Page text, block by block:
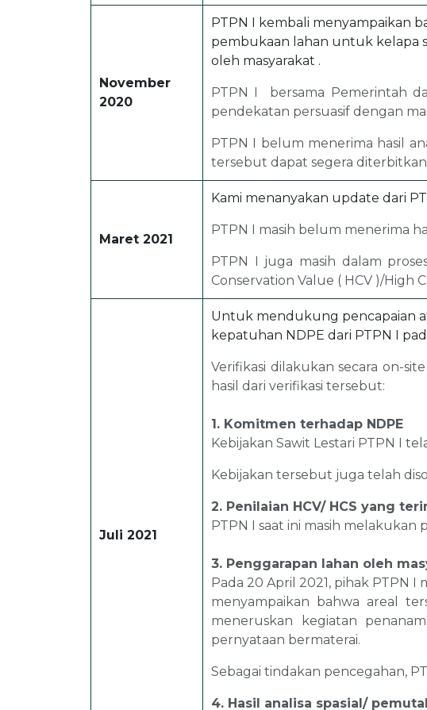
November
2020
PTPN I kembali menyampaikan
pembukaan lahan untuk kelapa
oleh masyarakat .
PTPN I bersama Pemerintah
pendekatan persuasif dengan
PTPN I belum menerima hasil
tersebut dapat segera
Maret 2021
Kami menanyakan update dari
PTPN I masih belum menerima
PTPN I juga masih dalam
Conservation Value ( HCV )/High
Juli 2021
Untuk mendukung pencapaian
kepatuhan NDPE dari PTPN I
Verifikasi dilakukan secara on-
hasil dari verifikasi tersebut:
1. Komitmen terhadap NDPE
Kebijakan Sawit Lestari PTPN I
Kebijakan tersebut juga telah
2. Penilaian HCV/ HCS yang
PTPN I saat ini masih
3. Penggarapan lahan oleh
Pada 20 April 2021, pihak PTPN
menyampaikan bahwa areal
meneruskan kegiatan
pernyataan bermaterai.
Sebagai tindakan pencegahan,
4. Hasil analisa spasial/